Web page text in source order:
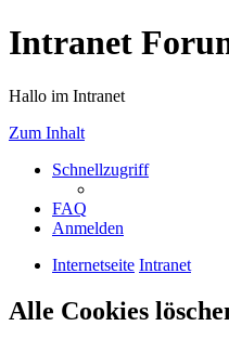
Intranet
Hallo im Intranet
Zum Inhalt
Schnellzugriff
FAQ
Anmelden
Internetseite Intranet
Alle Cookies